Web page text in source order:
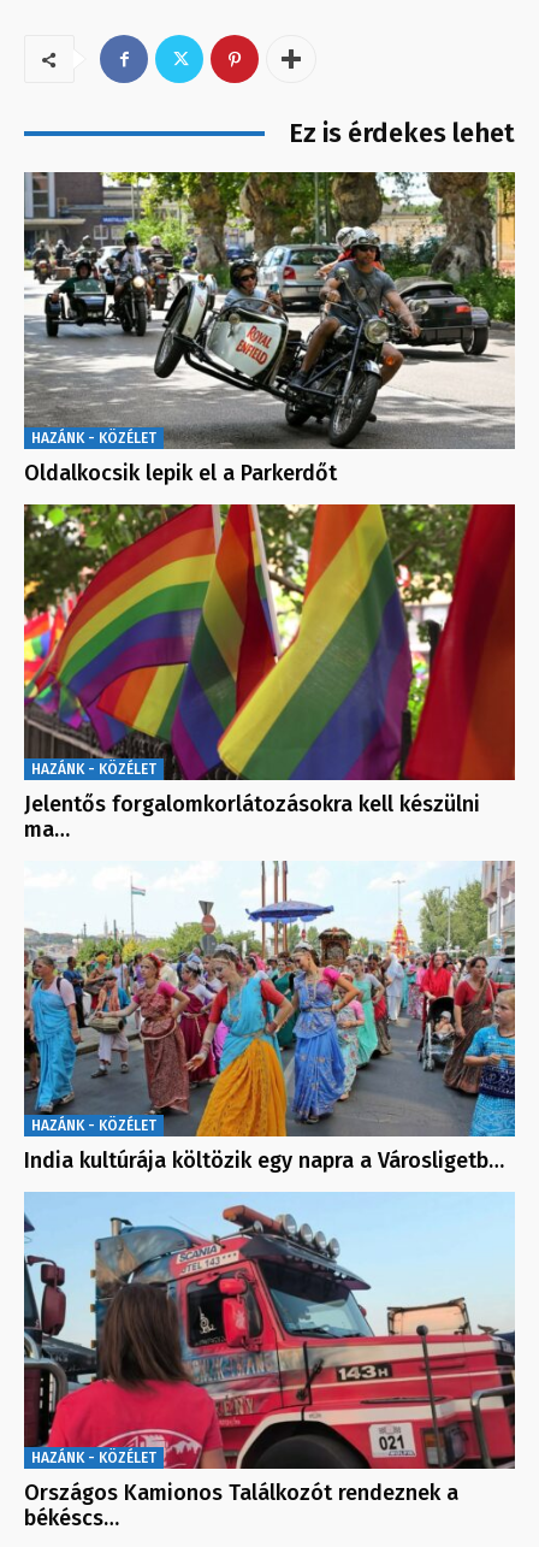
Ez is érdekes lehet
HAZÁNK - KÖZÉLET
Oldalkocsik lepik el a Parkerdőt
HAZÁNK - KÖZÉLET
Jelentős forgalomkorlátozásokra kell készülni
ma…
HAZÁNK - KÖZÉLET
India kultúrája költözik egy napra a Városligetb…
HAZÁNK - KÖZÉLET
Országos Kamionos Találkozót rendeznek a
békéscs…